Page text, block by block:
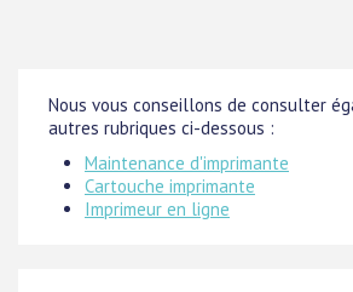
Nous vous conseillons de consulter
autres rubriques ci-dessous :
Maintenance d'imprimante
Cartouche imprimante
Imprimeur en ligne